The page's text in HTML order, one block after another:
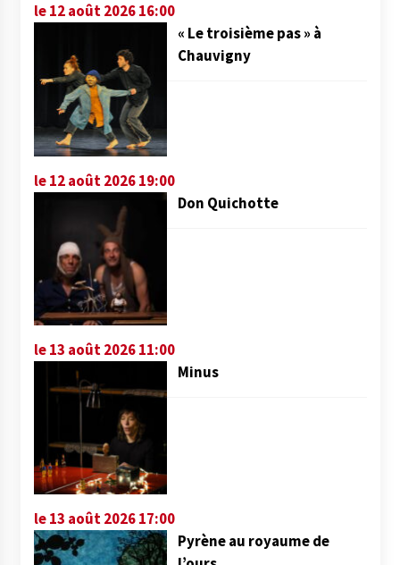
le 12 août 2026 16:00
« Le troisième pas » à
Chauvigny
le 12 août 2026 19:00
Don Quichotte
le 13 août 2026 11:00
Minus
le 13 août 2026 17:00
Pyrène au royaume de